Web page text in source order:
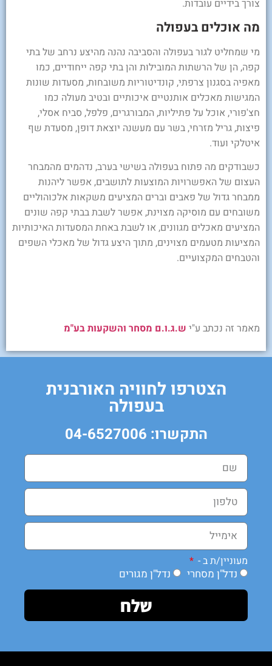
צורך בידיים עובדות.
מה אוכלים בעפולה
מי שמחליט לגור בעפולה והסביבה נהנה מהיצע נרחב של בתי
קפה, הן של הרשתות המובילות והן בתי קפה ייחודיים, כמו
מאפיה בסגנון צרפתי, קונדיטוריות משובחות, מסעדות שונות
המגישות מאכלים אותנטיים איכותיים ובטיב מעולה כמו
חצ'פורי, אוכל על פתיליות, המבורגרים, פלפל, סביח אסלי,
פיצות, גריל מזרחי, בשר עם מעשנה יוצאת דופן, מסעדת שף
איטלקי ועוד.
כשבודקים מה פתוח בעפולה בשישי בערב, נדהמים מהמבחר
העצום של האפשרויות המוצעות לתושבים, אפשר ליהנות
ממבחר גדול של פאבים וברים המציעים משקאות אלכוהוליים
משובחים עם מוסיקה מצוינת, אפשר לשבת בבתי קפה שונים
המציעים מאכלים מגוונים, או לשבת באחת המסעדות האיכותיות
המציעות מטעמים מצוינים, מתוך היצע גדול של מאכלי השפים
והטבחים המקצועיים.
מאמר זה נכתב ע"י ש.ג.ו.ם מסחר והשקעות בע"מ
הצטרפו לחוויה האורבנית
בעפולה
התקשרו: 04-6527006
מעוניין/ת ב -
נדל"ן מסחרי נדל"ן מגורים
שלח